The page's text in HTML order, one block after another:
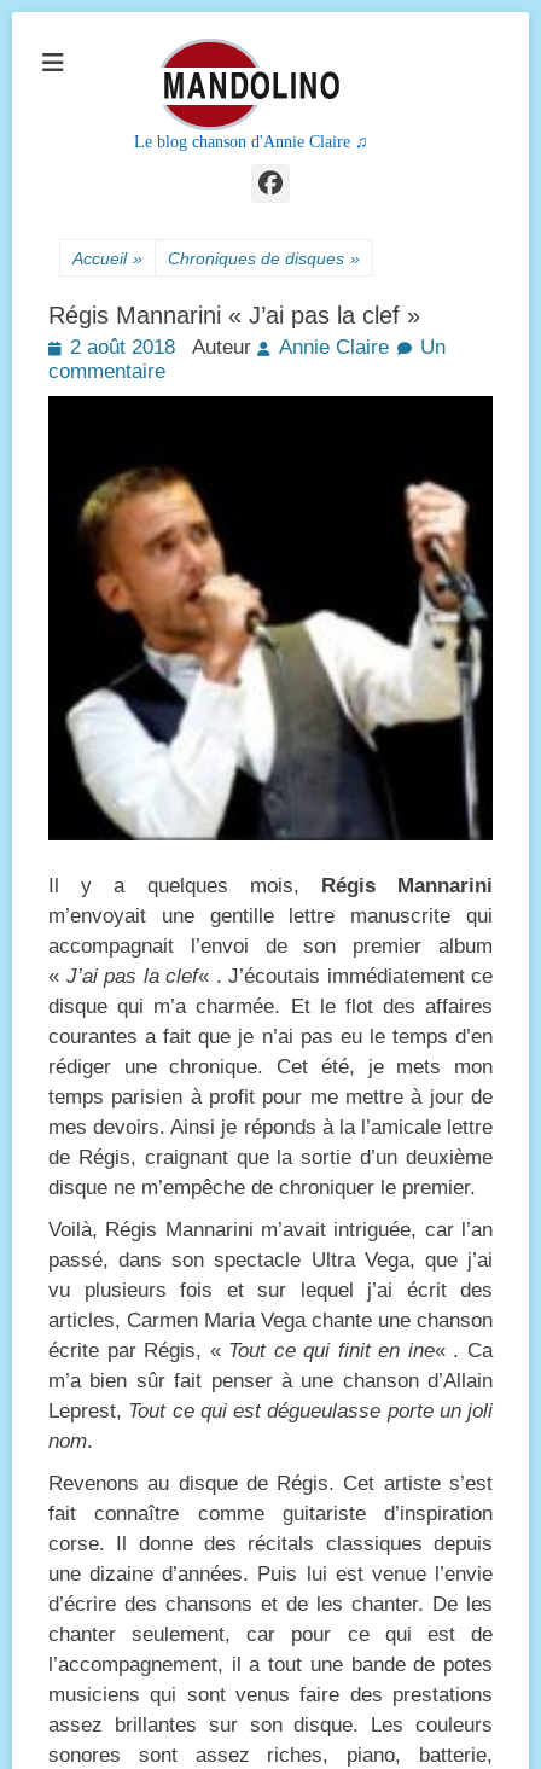
Le blog chanson d'Annie Claire ♫
Facebook
Accueil » Chroniques de disques »
Régis Mannarini « J’ai pas la clef »
Posted
on
2 août 2018 Auteur Annie Claire
Un
commentaire
Il y a quelques mois,
Régis Mannarini
m’envoyait une gentille lettre manuscrite qui
accompagnait l’envoi de son premier album
« J’ai pas la clef« . J’écoutais immédiatement ce
disque qui m’a charmée. Et le flot des affaires
courantes a fait que je n’ai pas eu le temps d’en
rédiger une chronique. Cet été, je mets mon
temps parisien à profit pour me mettre à jour de
mes devoirs. Ainsi je réponds à la l’amicale lettre
de Régis, craignant que la sortie d’un deuxième
disque ne m’empêche de chroniquer le premier.
Voilà, Régis Mannarini m’avait intriguée, car l’an
passé, dans son spectacle Ultra Vega, que j’ai
vu plusieurs fois et sur lequel j’ai écrit des
articles, Carmen Maria Vega chante une chanson
écrite par Régis, « Tout ce qui finit en ine« . Ca
m’a bien sûr fait penser à une chanson d’Allain
Leprest, Tout ce qui est dégueulasse porte un joli
nom.
Revenons au disque de Régis. Cet artiste s’est
fait connaître comme guitariste d’inspiration
corse. Il donne des récitals classiques depuis
une dizaine d’années. Puis lui est venue l’envie
d’écrire des chansons et de les chanter. De les
chanter seulement, car pour ce qui est de
l’accompagnement, il a tout une bande de potes
musiciens qui sont venus faire des prestations
assez brillantes sur son disque. Les couleurs
sonores sont assez riches, piano, batterie,